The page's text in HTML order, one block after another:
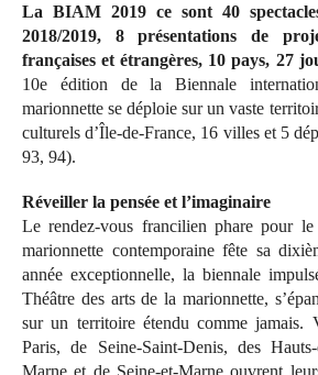
La BIAM 2019 ce sont 40
2018/2019, 8 présentations de
françaises et étrangères, 10 pays, 27
10e édition de la Biennale
marionnette se déploie sur un vaste
culturels d’Île-de-France, 16 villes et 5
93, 94).
Réveiller la pensée et l’imaginaire
Le rendez-vous francilien phare pour le
marionnette contemporaine fête sa
année exceptionnelle, la biennale
Théâtre des arts de la marionnette,
sur un territoire étendu comme jamais.
Paris, de Seine-Saint-Denis, des
Marne et de Seine-et-Marne ouvrent